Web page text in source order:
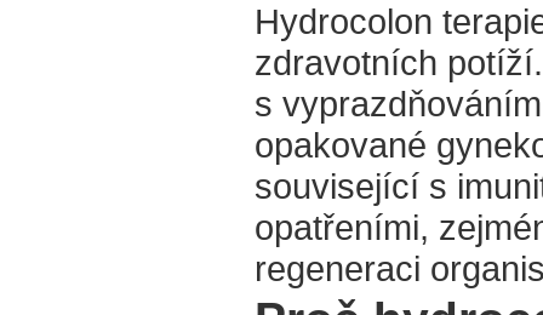
Hydrocolon
zdravotních
s
opakované
související s
opatřeními,
regeneraci